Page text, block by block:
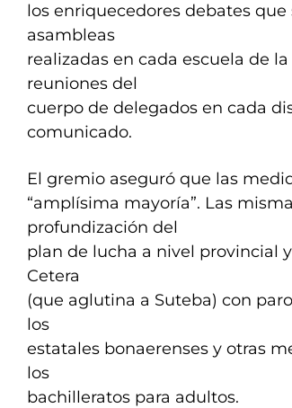
los enriquecedores debates
asambleas
realizadas en cada escuela de
reuniones del
cuerpo de delegados en cada
comunicado.
El gremio aseguró que las
“amplísima mayoría”. Las
profundización del
plan de lucha a nivel provincial
Cetera
(que aglutina a Suteba) con
los
estatales bonaerenses y otras
los
bachilleratos para adultos.